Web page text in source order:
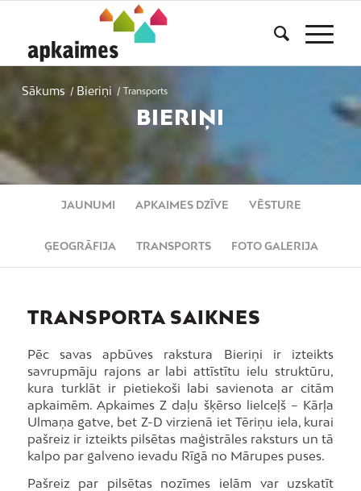
Sākums / Bieriņi / Transports
BIERIŅI
JAUNUMI APKAIMES DZĪVE VĒSTURE
ĢEOGRĀFIJA TRANSPORTS FOTO GALERIJA
TRANSPORTA SAIKNES
Pēc savas apbūves rakstura Bieriņi ir izteikts
savrupmāju rajons ar labi attīstītu ielu struktūru,
kura turklāt ir pietiekoši labi savienota ar citām
apkaimēm. Apkaimes Z daļu šķērso lielceļš – Kārļa
Ulmaņa gatve, bet Z-D virzienā iet Tēriņu iela, kurai
pašreiz ir izteikts pilsētas maģistrāles raksturs un tā
kalpo par galveno ievadu Rīgā no Mārupes puses.
Pašreiz par pilsētas nozīmes ielām var uzskatīt